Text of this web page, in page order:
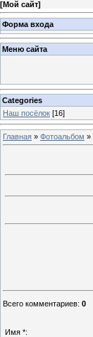
[Мой сайт]
Форма входа
Меню сайта
Categories
Наш посёлок [16]
Главная » Фотоальбом »
Всего комментариев: 0
Имя *: